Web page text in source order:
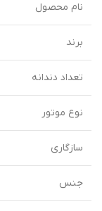
نام محصول
برند
تعداد دندانه
نوع موتور
سازگاری
جنس